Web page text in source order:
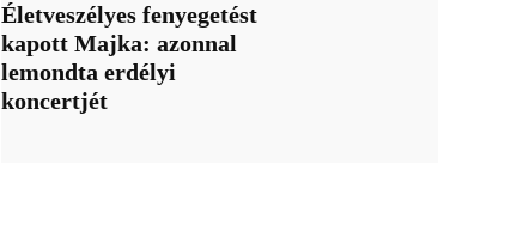
Életveszélyes fenyegetést
kapott Majka: azonnal
lemondta erdélyi
koncertjét